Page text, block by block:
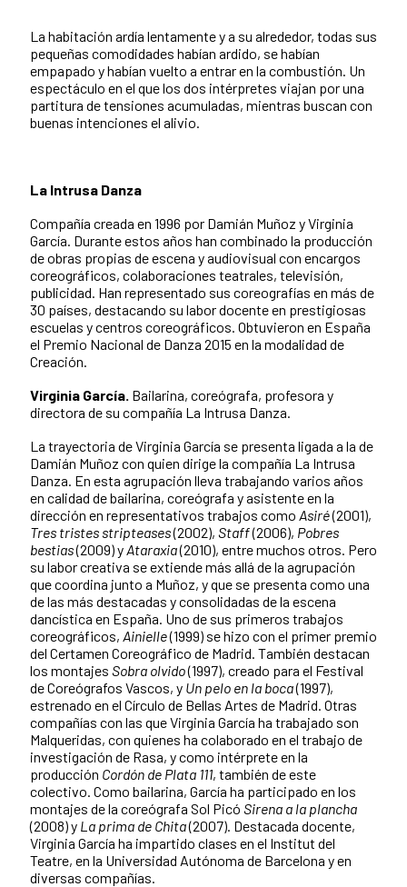
La habitación ardí­a lentamente y a su alrededor, todas sus
pequeñas comodidades habían ardido, se habían
empapado y habían vuelto a entrar en la combustión. Un
espectáculo en el que los dos intérpretes viajan por una
partitura de tensiones acumuladas, mientras buscan con
buenas intenciones el alivio.
La Intrusa Danza
Compañí­a creada en 1996 por Damián Muñoz y Virginia
García. Durante estos años han combinado la producción
de obras propias de escena y audiovisual con encargos
coreográficos, colaboraciones teatrales, televisión,
publicidad. Han representado sus coreografías en más de
30 países, destacando su labor docente en prestigiosas
escuelas y centros coreográficos. Obtuvieron en España
el Premio Nacional de Danza 2015 en la modalidad de
Creación.
Virginia García. Bailarina, coreógrafa, profesora y
directora de su compañí­a La Intrusa Danza.
La trayectoria de Virginia García se presenta ligada a la de
Damián Muñoz con quien dirige la compañí­a La Intrusa
Danza. En esta agrupación lleva trabajando varios años
en calidad de bailarina, coreógrafa y asistente en la
dirección en representativos trabajos como Asiré(2001),
Tres tristes stripteases(2002), Staff(2006), Pobres
bestias(2009) yAtaraxia(2010), entre muchos otros. Pero
su labor creativa se extiende más allá de la agrupación
que coordina junto a Muñoz, y que se presenta como una
de las más destacadas y consolidadas de la escena
dancística en España. Uno de sus primeros trabajos
coreográficos, Ainielle(1999) se hizo con el primer premio
del Certamen Coreográfico de Madrid. También destacan
los montajes Sobra olvido(1997), creado para el Festival
de Coreógrafos Vascos, y Un pelo en la boca(1997),
estrenado en el Círculo de Bellas Artes de Madrid. Otras
compañí­as con las que Virginia García ha trabajado son
Malqueridas, con quienes ha colaborado en el trabajo de
investigación de Rasa, y como intérprete en la
producción Cordón de Plata 111, también de este
colectivo. Como bailarina, García ha participado en los
montajes de la coreógrafa Sol Picó Sirena a la plancha
(2008) y La prima de Chita(2007). Destacada docente,
Virginia García ha impartido clases en el Institut del
Teatre, en la Universidad Autónoma de Barcelona y en
diversas compañías.